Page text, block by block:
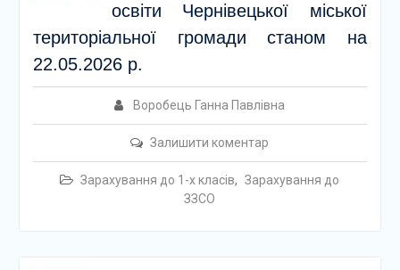
освіти Чернівецької міської
територіальної громади станом на
22.05.2026 р.
Воробець Ганна Павлівна
Залишити коментар
Зарахування до 1-х класів, Зарахування до
ЗЗСО